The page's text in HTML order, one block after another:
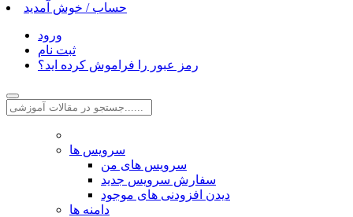
حساب / خوش آمدید
ورود
ثبت نام
رمز عبور را فراموش کرده اید؟
سرویس ها
سرویس های من
سفارش سرویس جدید
دیدن افزودنی های موجود
دامنه ها